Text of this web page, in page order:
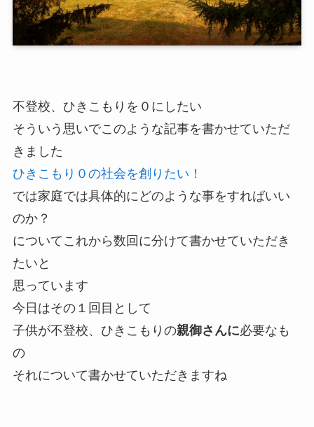
不登校、ひきこもりを０にしたい
そういう思いでこのような記事を書かせていただ
きました
ひきこもり０の社会を創りたい！
では家庭では具体的にどのような事をすればいい
のか？
についてこれから数回に分けて書かせていただき
たいと
思っています
今日はその１回目として
子供が不登校、ひきこもりの親御さんに必要なも
の
それについて書かせていただきますね